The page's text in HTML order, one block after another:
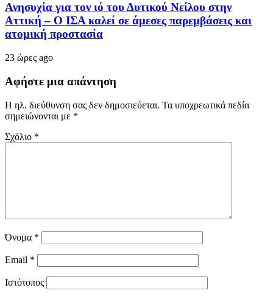
Ανησυχία για τον ιό του Δυτικού Νείλου στην
Αττική – Ο ΙΣΑ καλεί σε άμεσες παρεμβάσεις και
ατομική προστασία
23 ώρες ago
Αφήστε μια απάντηση
Η ηλ. διεύθυνση σας δεν δημοσιεύεται. Τα υποχρεωτικά πεδία
σημειώνονται με *
Σχόλιο *
Όνομα *
Email *
Ιστότοπος